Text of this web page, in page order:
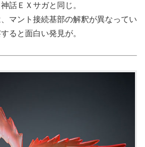
話ＥＸサガと同じ。
マント接続基部の解釈が異なってい
ると面白い発見が。